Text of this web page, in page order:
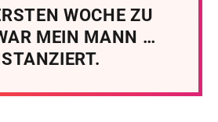
WOCHE ZU
MEIN MANN …